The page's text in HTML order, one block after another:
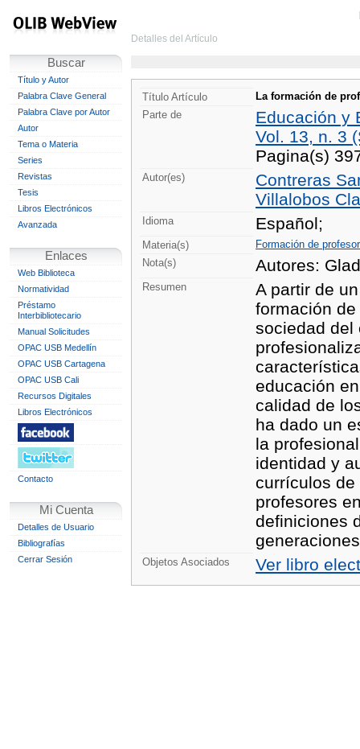
Buscar
Título y Autor
Palabra Clave General
Palabra Clave por Autor
Autor
Tema o Materia
Series
Revistas
Tesis
Libros Electrónicos
Avanzada
Enlaces
Web Biblioteca
Normatividad
Préstamo
Interbibliotecario
Manual Solicitudes
OPAC USB Medellín
OPAC USB Cartagena
OPAC USB Cali
Recursos Digitales
Libros Electrónicos
Contacto
Mi Cuenta
Detalles de Usuario
Bibliografías
Cerrar Sesión
Detalles del Artículo
Título Artículo
La formación de
Parte de
Educación y
Vol. 13, n. 3
Pagina(s)
Autor(es)
Contreras
Villalobos
Idioma Español;
Materia(s)
Formación de
Nota(s)
Autores:
Resumen
A partir de
formación
sociedad del
educación
calidad de
ha dado un
la
identidad y
currículos de
profesores
definiciones
Objetos Asociados Ver libro